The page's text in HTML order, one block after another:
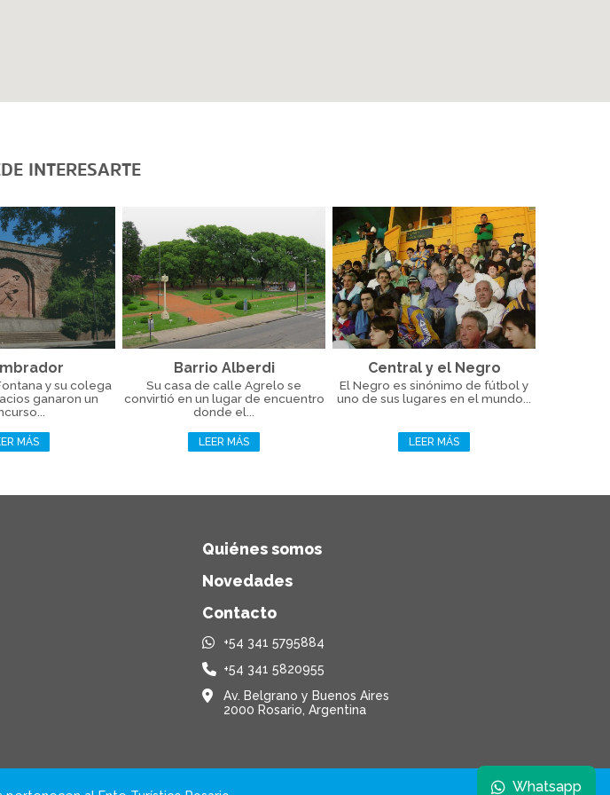
INTERESARTE
y su colega
ganaron un
MÁS
Barrio Alberdi
Su casa de calle Agrelo se
convirtió en un lugar de encuentro
donde el...
LEER MÁS
Central y el Negro
El Negro es sinónimo de fútbol y
uno de sus lugares en el mundo...
LEER MÁS
Whatsapp
Quiénes somos
Novedades
Contacto
+54 341 5795884
+54 341 5820955
Av. Belgrano y Buenos Aires
2000 Rosario, Argentina